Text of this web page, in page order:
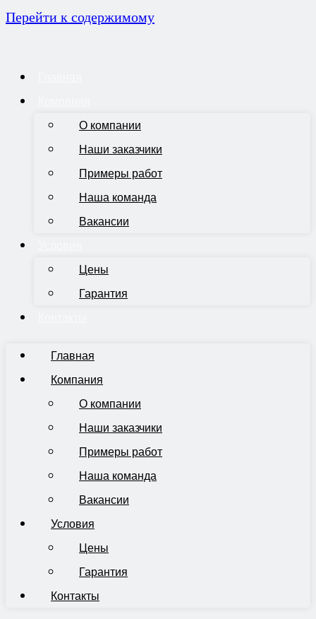
Перейти к содержимому
О компании
Наши заказчики
Примеры работ
Наша команда
Вакансии
Цены
Гарантия
Главная
Компания
О компании
Наши заказчики
Примеры работ
Наша команда
Вакансии
Условия
Цены
Гарантия
Контакты